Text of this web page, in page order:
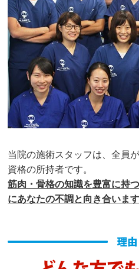
出てきている実感があ
院内は清潔で、先生の
クチコミを
当院の施術スタッフは、全員
資格の所持者です。
筋肉・骨格の知識を豊富に持
にあなたの不調と向き合います